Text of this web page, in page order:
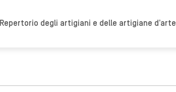
Repertorio degli artigiani e delle artigiane d’arte